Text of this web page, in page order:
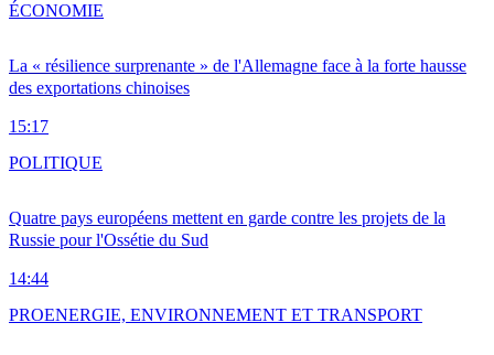
La « résilience surprenante » de l'Allemagne face à la forte hausse
des exportations chinoises
15:17
ÉCONOMIE
Quatre pays européens mettent en garde contre les projets de la
Russie pour l'Ossétie du Sud
14:44
POLITIQUE
PROENERGIE, ENVIRONNEMENT ET TRANSPORT